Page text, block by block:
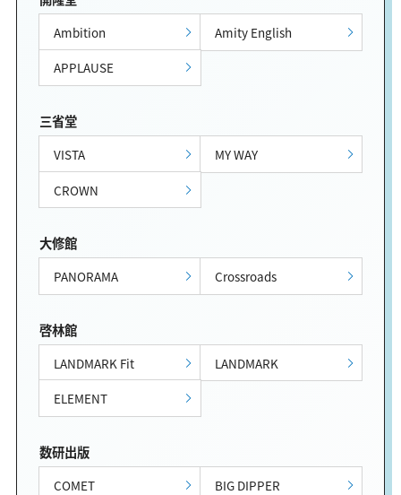
Ambition
Amity English
APPLAUSE
三省堂
VISTA
MY WAY
CROWN
大修館
PANORAMA Crossroads
啓林館
LANDMARK Fit
LANDMARK
ELEMENT
数研出版
COMET
BIG DIPPER